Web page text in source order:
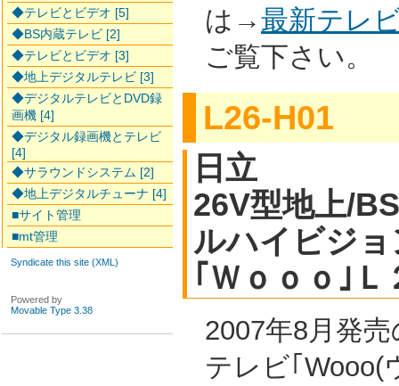
は→最新テレ
ご覧下さい。
L26-H01
日立
26V型地上/
ルハイビジ
｢Ｗｏｏｏ｣
2007年8月発
テレビ｢Wooo(
◆テレビとビデオ [5]
◆BS内蔵テレビ [2]
◆テレビとビデオ [3]
◆地上デジタルテレビ [3]
◆デジタルテレビとDVD録
画機 [4]
◆デジタル録画機とテレビ
[4]
◆サラウンドシステム [2]
◆地上デジタルチューナ [4]
■サイト管理
■mt管理
Syndicate this site (XML)
Powered by
Movable Type 3.38